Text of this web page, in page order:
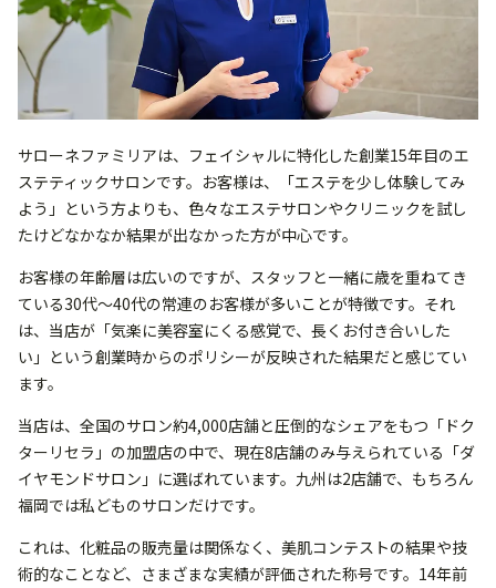
サローネファミリアは、フェイシャルに特化した創業15年目のエ
ステティックサロンです。お客様は、「エステを少し体験してみ
よう」という方よりも、色々なエステサロンやクリニックを試し
たけどなかなか結果が出なかった方が中心です。
お客様の年齢層は広いのですが、スタッフと一緒に歳を重ねてき
ている30代〜40代の常連のお客様が多いことが特徴です。それ
は、当店が「気楽に美容室にくる感覚で、長くお付き合いした
い」という創業時からのポリシーが反映された結果だと感じてい
ます。
当店は、全国のサロン約4,000店舗と圧倒的なシェアをもつ「ドク
ターリセラ」の加盟店の中で、現在8店舗のみ与えられている「ダ
イヤモンドサロン」に選ばれています。九州は2店舗で、もちろん
福岡では私どものサロンだけです。
これは、化粧品の販売量は関係なく、美肌コンテストの結果や技
術的なことなど、さまざまな実績が評価された称号です。14年前